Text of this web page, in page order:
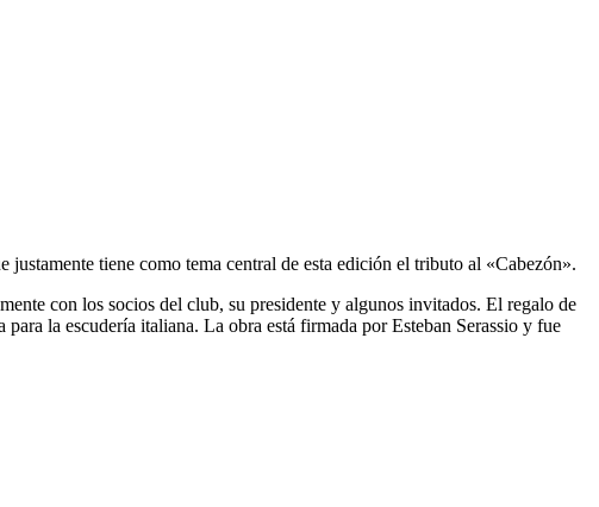
tiene como tema central de esta edición el tributo al «Cabezón».
con los socios del club, su presidente y algunos invitados. El regalo de
la escudería italiana. La obra está firmada por Esteban Serassio y fue